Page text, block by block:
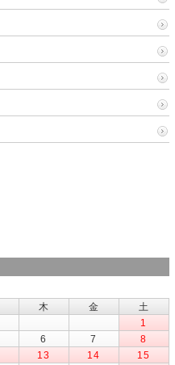
木 金
土
1
6 7
8
13 14
15